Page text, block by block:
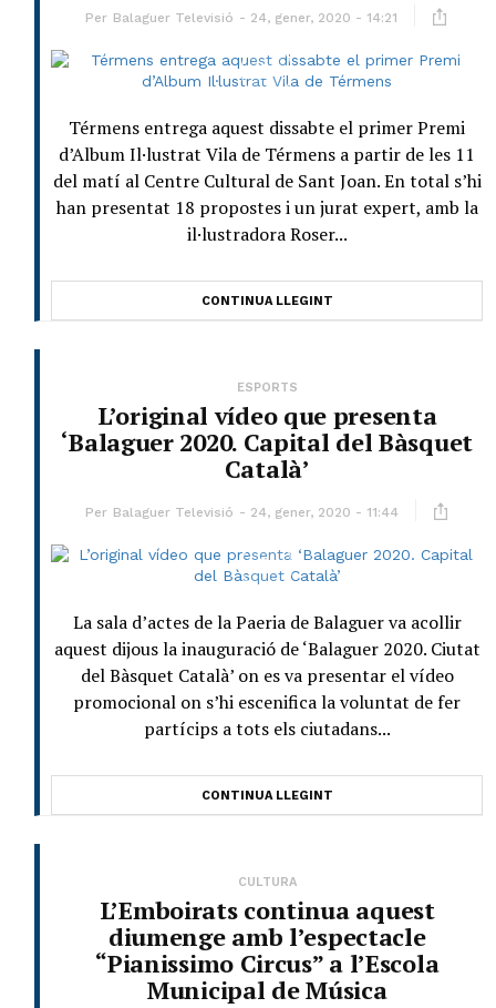
Per Balaguer Televisió 24, gener, 2020 - 14:21
Térmens entrega aquest dissabte el primer Premi
d’Album Il·lustrat Vila de Térmens a partir de les 11
del matí al Centre Cultural de Sant Joan. En total s’hi
han presentat 18 propostes i un jurat expert, amb la
il·lustradora Roser...
CONTINUA LLEGINT
ESPORTS
L’original vídeo que presenta
‘Balaguer 2020. Capital del Bàsquet
Català’
Per Balaguer Televisió 24, gener, 2020 - 11:44
La sala d’actes de la Paeria de Balaguer va acollir
aquest dijous la inauguració de ‘Balaguer 2020. Ciutat
del Bàsquet Català’ on es va presentar el vídeo
promocional on s’hi escenifica la voluntat de fer
partícips a tots els ciutadans...
CONTINUA LLEGINT
CULTURA
L’Emboirats continua aquest
diumenge amb l’espectacle
“Pianissimo Circus” a l’Escola
Municipal de Música